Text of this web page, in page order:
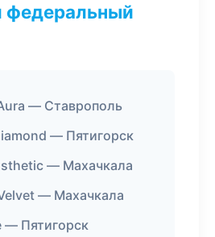
федеральный
— Ставрополь
— Пятигорск
— Махачкала
— Махачкала
— Пятигорск